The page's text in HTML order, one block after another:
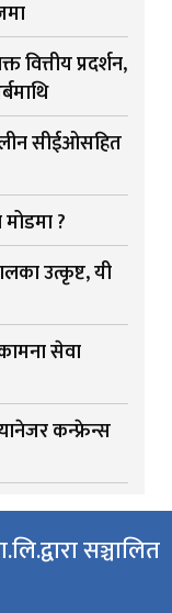
प्रदर्शन,
सीईओसहित
?
उत्कृष्ट, यी
सेवा
कन्फ्रेन्स
सञ्चालित